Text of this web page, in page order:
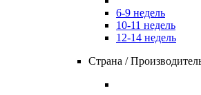
6-9 недель
10-11 недель
12-14 недель
Страна /